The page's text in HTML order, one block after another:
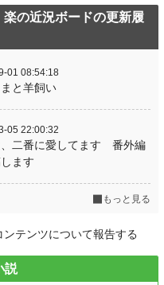
の近況ボードの更新履
01 08:54:18
と羊飼い
05 22:00:32
二番に愛してます 番外編
ます
もっと見る
ンテンツについて報告する
説